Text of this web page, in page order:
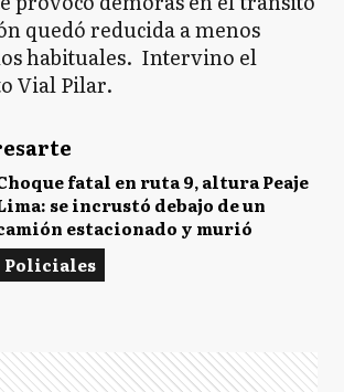
quedó reducida a menos
habituales. Intervino el
Vial Pilar.
fatal en ruta 9, altura Peaje
se incrustó debajo de un
estacionado y murió
Policiales